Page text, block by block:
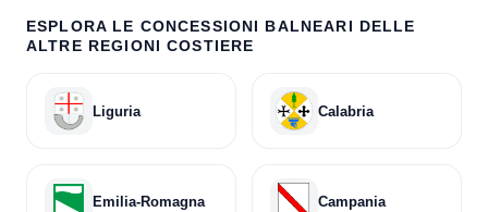
ESPLORA LE CONCESSIONI BALNEARI DELLE
ALTRE REGIONI COSTIERE
Liguria Calabria
Emilia-Romagna Campania